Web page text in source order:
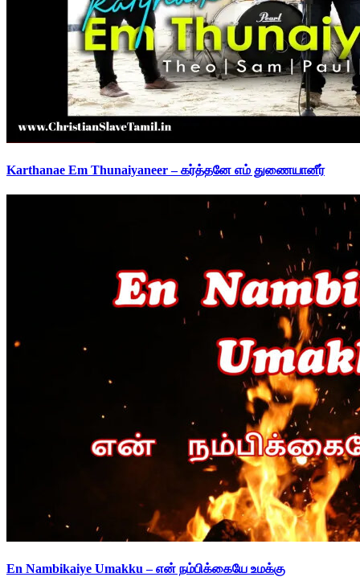
Karthanae Em Thunaiyaneer – கர்த்தனே எம் துணையானீர்
En Nambikaiye Umakku – என் நம்பிக்கையே உமக்கு